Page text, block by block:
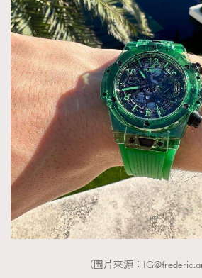
（圖片來源：